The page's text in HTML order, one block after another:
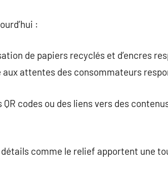
:
de papiers recyclés et d’encres
attentes des consommateurs
codes ou des liens vers des
comme le relief apportent une